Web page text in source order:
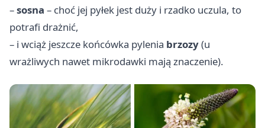
–sosna – choć jej pyłek jest duży i rzadko uczula, to
potrafi drażnić,
– i wciąż jeszcze końcówka pylenia brzozy(u
wrażliwych nawet mikrodawki mają znaczenie).